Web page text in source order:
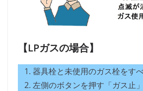
【LPガスの場合】
器具栓と未使用のガス栓をす
左側のボタンを押す「ガス止